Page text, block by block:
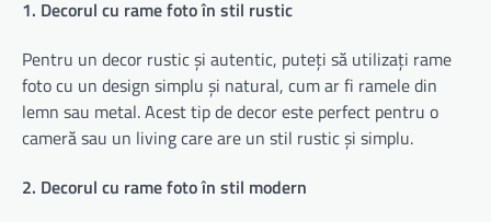
1. Decorul cu rame foto în stil rustic
Pentru un decor rustic și autentic, puteți să utilizați rame
foto cu un design simplu și natural, cum ar fi ramele din
lemn sau metal. Acest tip de decor este perfect pentru o
cameră sau un living care are un stil rustic și simplu.
2. Decorul cu rame foto în stil modern